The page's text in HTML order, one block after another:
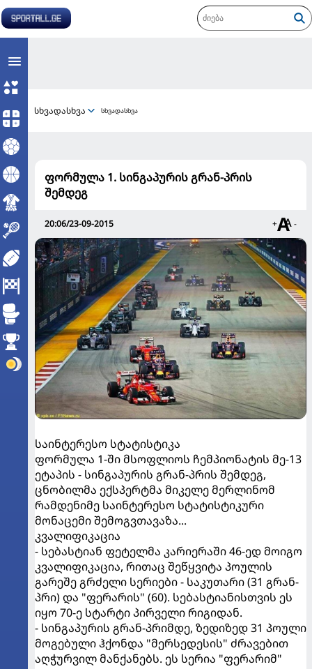
სხვადასხვა სხვადასხვა
ფორმულა 1. სინგაპურის გრან-პრის
შემდეგ
20:06/23-09-2015 + -
საინტერესო სტატისტიკა
ფორმულა 1-ში მსოფლიოს ჩემპიონატის მე-13
ეტაპის - სინგაპურის გრან-პრის შემდეგ,
ცნობილმა ექსპერტმა მიკელე მერლინომ
რამდენიმე საინტერესო სტატისტიკური
მონაცემი შემოგვთავაზა...
კვალიფიკაცია
- სებასტიან ფეტელმა კარიერაში 46-ედ მოიგო
კვალიფიკაცია, რითაც შეწყვიტა პოულის
გარეშე გრძელი სერიები - საკუთარი (31 გრან-
პრი) და "ფერარის" (60). სებასტიანისთვის ეს
იყო 70-ე სტარტი პირველი რიგიდან.
- სინგაპურის გრან-პრიმდე, ზედიზედ 31 პოული
მოგებული ჰქონდა "მერსედესის" ძრავებით
აღჭურვილ მანქანებს. ეს სერია "ფერარიმ"